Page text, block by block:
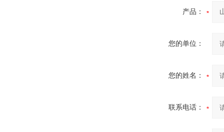
产品：
您的单位：
您的姓名：
联系电话：